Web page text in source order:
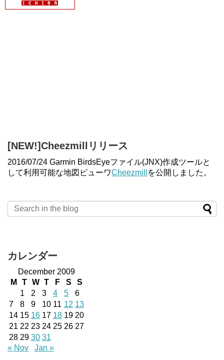
[NEW!]Cheezmillリリース
2016/07/24 Garmin BirdsEyeファイル(JNX)作成ツールと
して利用可能な地図ビューワCheezmill を公開しました。
カレンダー
December 2009
M
T W T F S
S
1
2 3 4 5
6
7
8 9 10 11 12 13
14 15 16 17 18 19 20
21 22 23 24 25 26 27
28 29 30 31
« Nov
Jan »